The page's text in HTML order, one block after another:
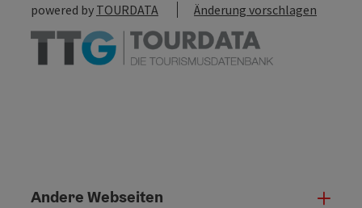
powered by TOURDATA Änderung vorschlagen
Andere Webseiten